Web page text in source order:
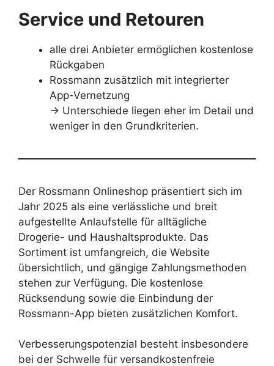
Service und Retouren
alle drei Anbieter ermöglichen kostenlose
Rückgaben
Rossmann zusätzlich mit integrierter
App-Vernetzung
→ Unterschiede liegen eher im Detail und
weniger in den Grundkriterien.
Der Rossmann Onlineshop präsentiert sich im
Jahr 2025 als eine verlässliche und breit
aufgestellte Anlaufstelle für alltägliche
Drogerie- und Haushaltsprodukte. Das
Sortiment ist umfangreich, die Website
übersichtlich, und gängige Zahlungsmethoden
stehen zur Verfügung. Die kostenlose
Rücksendung sowie die Einbindung der
Rossmann-App bieten zusätzlichen Komfort.
Verbesserungspotenzial besteht insbesondere
bei der Schwelle für versandkostenfreie